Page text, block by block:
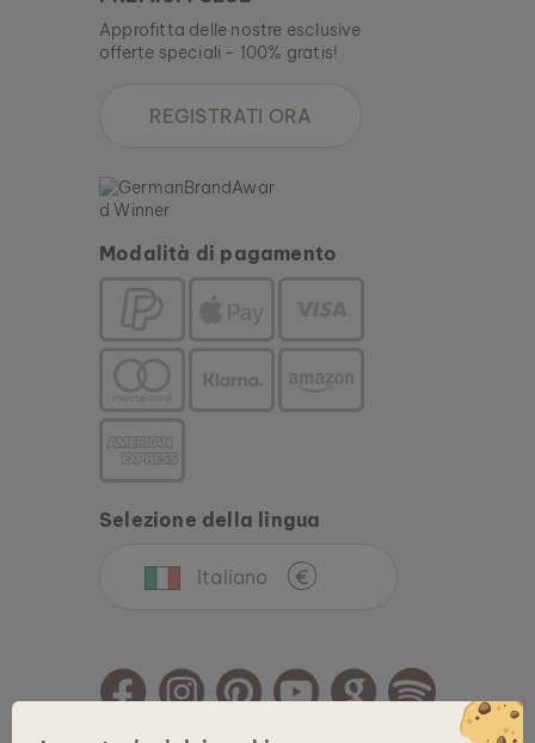
Approfitta delle nostre esclusive
offerte speciali - 100% gratis!
REGISTRATI ORA
Modalità di pagamento
Selezione della lingua
Italiano €